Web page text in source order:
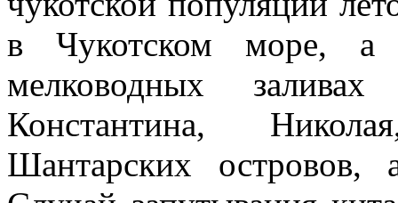
в Чукотском море, а
мелководных
Константина,
Шантарских